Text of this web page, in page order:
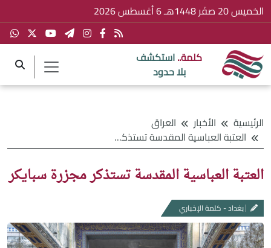
الخميس 20 صفَر 1448هـ 6 أغسطس 2026
كلمة..استكشف
بلا حدود
الرئيسية الأخبار
العراق
العتبة العباسية المقدسة تستذكر مجزرة سبايكر
العتبة العباسية المقدسة تستذكر مجزرة سبايكر
بغداد - كلمة الإخباري